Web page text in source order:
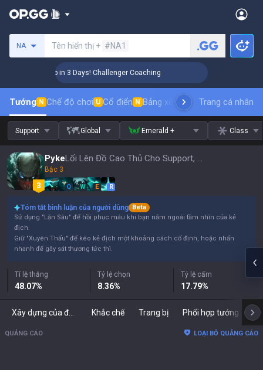
NA Tên hiển thị + #NA1
🏆 Rank Up in 3 Days! Challenger Coaching
Tướng N Chế độ chơi U Cổ điển N Bảng xếp hạng trang phụcthứ
Trang cá nhân
Support Global Emerald + Class
Pyke Lối Lên Đồ Cao Thủ Cho Support, Bản Vá 16.15
Bậc 3
Q W E R
Tóm tắt bình luận của người dùng Beta
Sử dụng "Lặn Sâu" để hồi phục máu khi bạn nằm ngoài tầm nhìn của kẻ
địch.
Giữ "Xuyên Thấu" để kéo kẻ địch một khoảng cách cố định, hoặc nhấn
nhanh để gây sát thương tức thì.
Tỉ lệ thắng
48.07%
Tỷ lệ chọn
8.36%
Tỷ lệ cấm
17.79%
Khắc chế Trang bị Phối hợp tướng
QUẢNG CÁO LOẠI BỎ QUẢNG CÁO